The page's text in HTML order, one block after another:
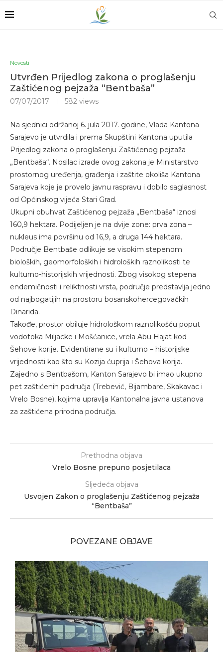
Novosti
Utvrđen Prijedlog zakona o proglašenju
Zaštićenog pejzaža “Bentbaša”
07/07/2017 582 views
Na sjednici održanoj 6. jula 2017. godine, Vlada Kantona
Sarajevo je utvrdila i prema Skupštini Kantona uputila
Prijedlog zakona o proglašenju Zaštićenog pejzaža
„Bentbaša“. Nosilac izrade ovog zakona je Ministarstvo
prostornog uređenja, građenja i zaštite okoliša Kantona
Sarajeva koje je provelo javnu raspravu i dobilo saglasnost
od Općinskog vijeća Stari Grad.
Ukupni obuhvat Zaštićenog pejzaža „Bentbaša“ iznosi
160,9 hektara. Podijeljen je na dvije zone: prva zona –
nukleus ima površinu od 16,9, a druga 144 hektara.
Područje Bentbaše odlikuje se visokim stepenom
bioloških, geomorfoloških i hidroloških raznolikosti te
kulturno-historijskih vrijednosti. Zbog visokog stepena
endemičnosti i reliktnosti vrsta, područje predstavlja jedno
od najbogatijih na prostoru bosanskohercegovačkih
Dinarida.
Takođe, prostor obiluje hidrološkom raznolikošću poput
vodotoka Miljacke i Mošćanice, vrela Abu Hajat kod
Šehove korije. Evidentirane su i kulturno – historijske
vrijednosti kao što su Kozija ćuprija i Šehova korija.
Zajedno s Bentbašom, Kanton Sarajevo bi imao ukupno
pet zaštićenih područja (Trebević, Bijambare, Skakavac i
Vrelo Bosne), kojima upravlja Kantonalna javna ustanova
za zaštićena prirodna područja.
Prethodna objava
Vrelo Bosne prepuno posjetilaca
Sljedeća objava
Usvojen Zakon o proglašenju Zaštićenog pejzaža
“Bentbaša”
POVEZANE OBJAVE